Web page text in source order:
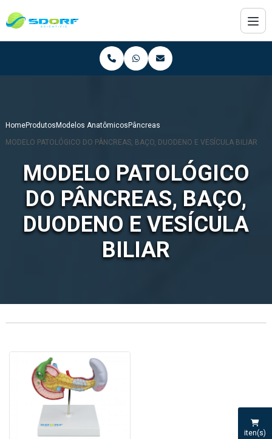
iten(s)
HomeProdutos Modelos Anatômicos Pâncreas
MODELO PATOLÓGICO DO PÂNCREAS, BAÇO, DUODENO E VESÍCULA BILIAR
MODELO PATOLÓGICO
DO PÂNCREAS, BAÇO,
DUODENO E VESÍCULA
BILIAR